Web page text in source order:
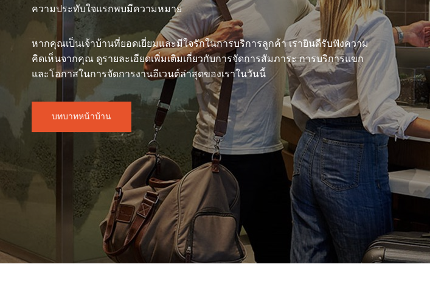
ความประทับใจแรกพบมีความหมาย
หากคุณเป็นเจ้าบ้านที่ยอดเยี่ยมและมีใจรักในการบริการลูกค้า เรายินดีรับฟังความ
คิดเห็นจากคุณ ดูรายละเอียดเพิ่มเติมเกี่ยวกับการจัดการสัมภาระ การบริการแขก
และโอกาสในการจัดการงานอีเวนต์ล่าสุดของเราในวันนี้
บทบาทหน้าบ้าน